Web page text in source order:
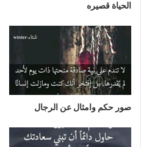
الحياة قصيره
صور حكم وامثال عن الرجال